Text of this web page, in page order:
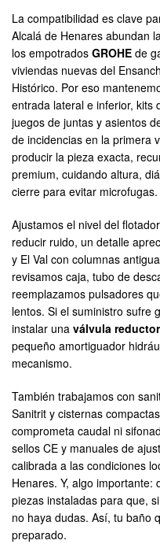
La compatibilidad es clave
Alcalá de Henares abundan
los empotrados GROHE de
viviendas nuevas del
Histórico. Por eso
entrada lateral e inferior, kits
juegos de juntas y asientos
de incidencias en la primera
producir la pieza exacta,
premium, cuidando altura,
cierre para evitar microfugas.
Ajustamos el nivel del
reducir ruido, un detalle
y El Val con columnas
revisamos caja, tubo de
reemplazamos pulsadores
lentos. Si el suministro sufre
instalar una válvula
pequeño amortiguador
mecanismo.
También trabajamos con
Sanitrit y cisternas
comprometa caudal ni
sellos CE y manuales de
calibrada a las condiciones
Henares. Y, algo
piezas instaladas para que,
no haya dudas. Así, tu baño
preparado.